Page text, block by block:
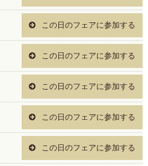
この日のフェアに参加する
この日のフェアに参加する
この日のフェアに参加する
この日のフェアに参加する
この日のフェアに参加する